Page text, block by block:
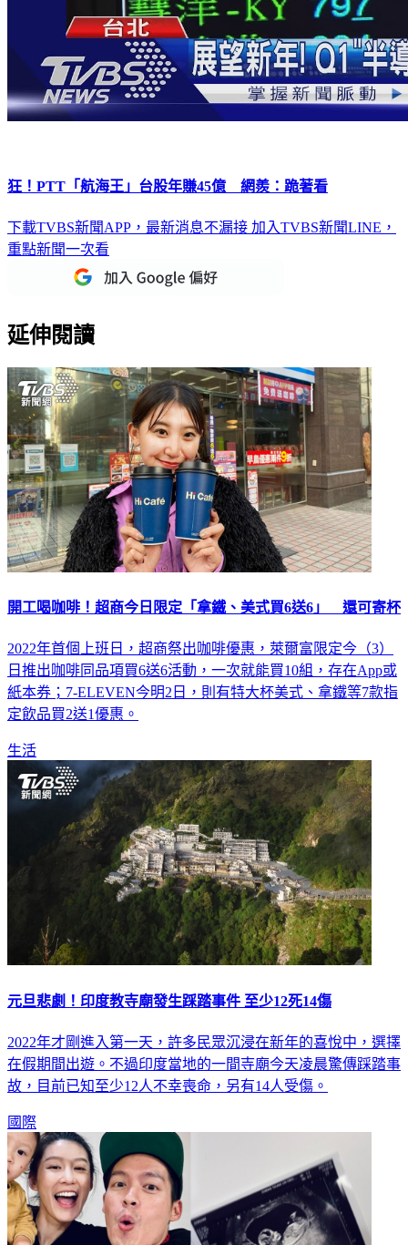
狂！PTT「航海王」台股年賺45億 網羨：跪著看
下載TVBS新聞APP，最新消息不漏接 加入TVBS新聞LINE，
重點新聞一次看
延伸閱讀
開工喝咖啡！超商今日限定「拿鐵、美式買6送6」 還可寄杯
2022年首個上班日，超商祭出咖啡優惠，萊爾富限定今（3）
日推出咖啡同品項買6送6活動，一次就能買10組，存在App或
紙本券；7-ELEVEN今明2日，則有特大杯美式、拿鐵等7款指
定飲品買2送1優惠。
生活
元旦悲劇！印度教寺廟發生踩踏事件 至少12死14傷
2022年才剛進入第一天，許多民眾沉浸在新年的喜悅中，選擇
在假期間出遊。不過印度當地的一間寺廟今天凌晨驚傳踩踏事
故，目前已知至少12人不幸喪命，另有14人受傷。
國際